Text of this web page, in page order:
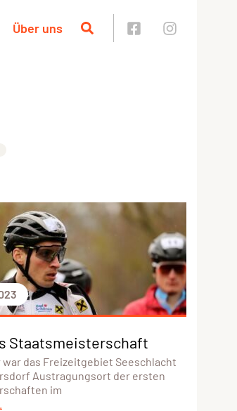
Über uns
Staatsmeisterschaft
war das Freizeitgebiet Seeschlacht
Austragungsort der ersten
im